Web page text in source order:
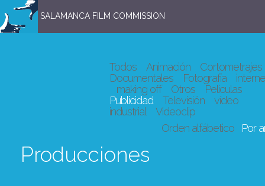
SALAMANCA FILM COMMISSION
Todos Animación
Cortometrajes
Documentales
Fotografía
making off
Otros
Películas
Publicidad
Televisión
vídeo
industrial
Videoclip
Orden alfábetico
Por
Producciones